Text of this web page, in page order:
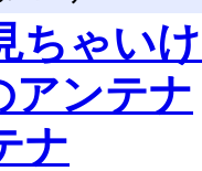
ちゃい
アンテナ
ナ